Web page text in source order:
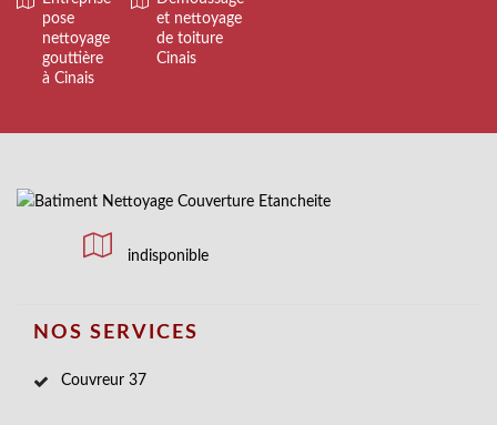
pose
nettoyage
gouttière
à Cinais
et nettoyage
de toiture
Cinais
indisponible
NOS SERVICES
Couvreur 37